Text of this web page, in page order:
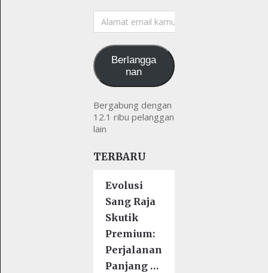
Alamat
email
Berlangga
nan
Bergabung dengan
12.1 ribu pelanggan
lain
TERBARU
Evolusi
Sang Raja
Skutik
Premium:
Perjalanan
Panjang …